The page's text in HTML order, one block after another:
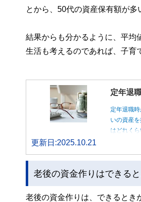
とから、50代の資産保有額が多
結果からも分かるように、平均
生活も考えるのであれば、子育
定年退
定年退職
いの資産
はどれく
更新日:2025.10.21
老後の資金作りはできる
老後の資金作りは、できるとき